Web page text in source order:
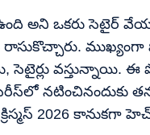
అని ఒకరు సెటైర్
సెటైర్లు వస్తున్నాయి. ఈ
నటించినందుకు
2026 కానుకగా